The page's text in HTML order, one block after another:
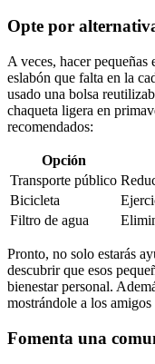
Opte por
A veces, hacer pequeñas
eslabón que falta en la
usado una bolsa
chaqueta ligera en
recomendados:
Opción
Transporte público
Bicicleta
Filtro de agua
Pronto, no solo estarás
descubrir que esos
bienestar personal.
mostrándole a los
Fomenta una